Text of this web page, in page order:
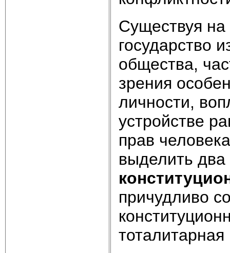
Существуя на
государство
общества,
зрения
личности,
устройстве
прав
выделить
причудливо
тоталитарная